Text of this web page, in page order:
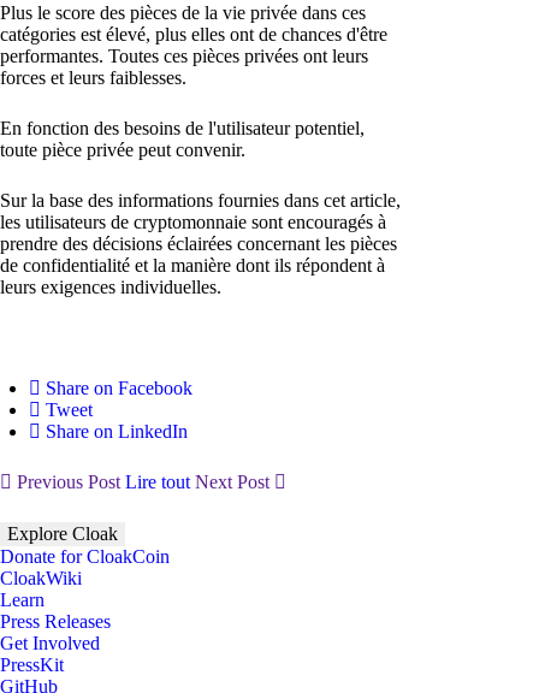
Plus le score des pièces de la vie privée dans ces
catégories est élevé, plus elles ont de chances d'être
performantes. Toutes ces pièces privées ont leurs
forces et leurs faiblesses.
En fonction des besoins de l'utilisateur potentiel,
toute pièce privée peut convenir.
Sur la base des informations fournies dans cet article,
les utilisateurs de cryptomonnaie sont encouragés à
prendre des décisions éclairées concernant les pièces
de confidentialité et la manière dont ils répondent à
leurs exigences individuelles.
Share on Facebook
Tweet
Share on LinkedIn
Previous Post Lire tout Next Post
Explore Cloak
Donate for CloakCoin
CloakWiki
Learn
Press Releases
Get Involved
PressKit
GitHub